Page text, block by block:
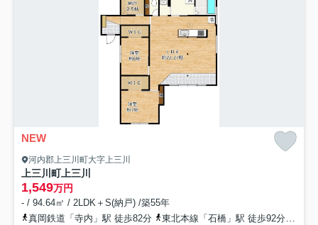
NEW
河内郡上三川町大字上三川
上三川町上三川
1,549万円
- / 94.64㎡ / 2LDK＋S(納戸) /築55年
真岡鉄道「寺内」駅 徒歩82分
東北本線「石橋」駅 徒歩92分